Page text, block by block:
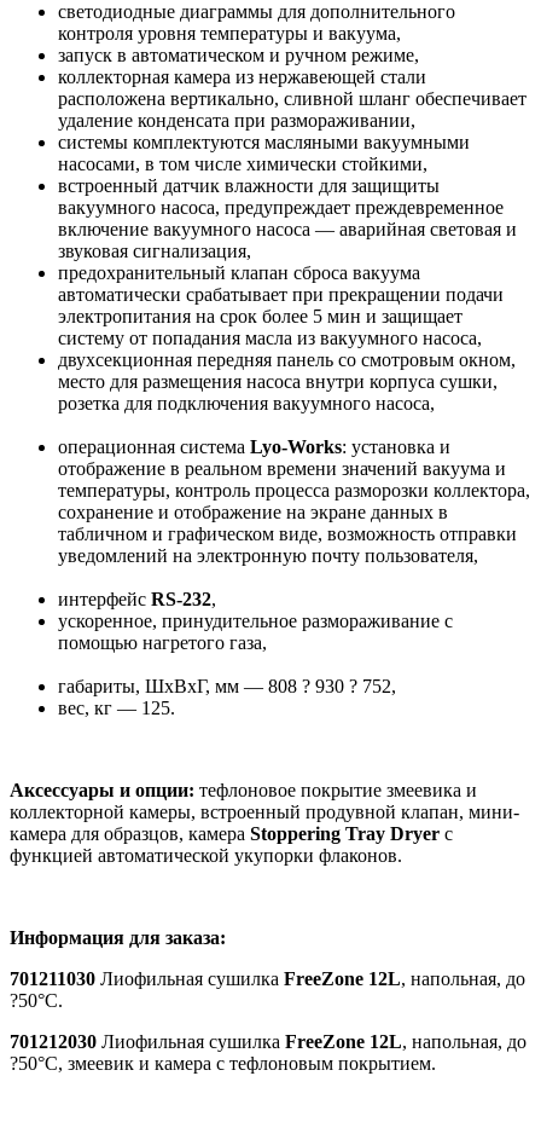
светодиодные диаграммы для дополнительного
контроля уровня температуры и вакуума,
запуск в автоматическом и ручном режиме,
коллекторная камера из нержавеющей стали
расположена вертикально, сливной шланг обеспечивает
удаление конденсата при размораживании,
системы комплектуются масляными вакуумными
насосами, в том числе химически стойкими,
встроенный датчик влажности для защищиты
вакуумного насоса, предупреждает преждевременное
включение вакуумного насоса — аварийная световая и
звуковая сигнализация,
предохранительный клапан сброса вакуума
автоматически срабатывает при прекращении подачи
электропитания на срок более 5 мин и защищает
систему от попадания масла из вакуумного насоса,
двухсекционная передняя панель со смотровым окном,
место для размещения насоса внутри корпуса сушки,
розетка для подключения вакуумного насоса,
операционная система Lyo-Works: установка и
отображение в реальном времени значений вакуума и
температуры, контроль процесса разморозки коллектора,
сохранение и отображение на экране данных в
табличном и графическом виде, возможность отправки
уведомлений на электронную почту пользователя,
интерфейс RS-232,
ускоренное, принудительное размораживание с
помощью нагретого газа,
габариты, ШхВхГ, мм — 808 ? 930 ? 752,
вес, кг — 125.
Аксессуары и опции: тефлоновое покрытие змеевика и
коллекторной камеры, встроенный продувной клапан, мини-
камера для образцов, камера Stoppering Tray Dryer с
функцией автоматической укупорки флаконов.
Информация для заказа:
701211030 Лиофильная сушилка FreeZone 12L, напольная, до
?50°С.
701212030 Лиофильная сушилка FreeZone 12L, напольная, до
?50°С, змеевик и камера с тефлоновым покрытием.